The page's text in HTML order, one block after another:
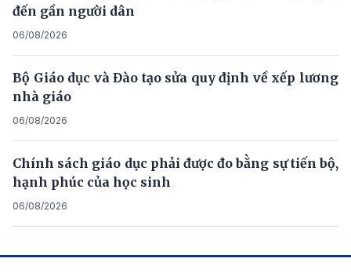
đến gần người dân
06/08/2026
Bộ Giáo dục và Đào tạo sửa quy định về xếp lương
nhà giáo
06/08/2026
Chính sách giáo dục phải được đo bằng sự tiến bộ,
hạnh phúc của học sinh
06/08/2026